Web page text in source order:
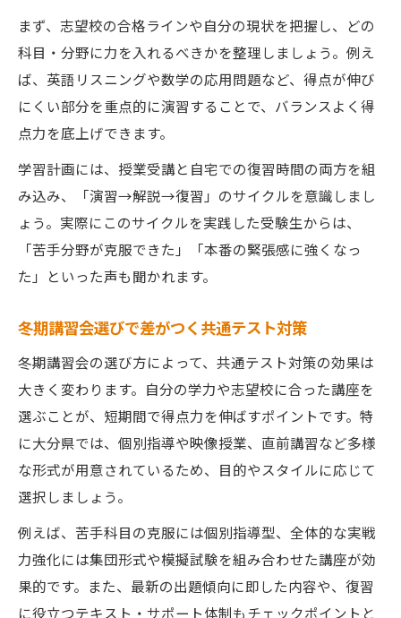
まず、志望校の合格ラインや自分の現状を把握し、どの
科目・分野に力を入れるべきかを整理しましょう。例え
ば、英語リスニングや数学の応用問題など、得点が伸び
にくい部分を重点的に演習することで、バランスよく得
点力を底上げできます。
学習計画には、授業受講と自宅での復習時間の両方を組
み込み、「演習→解説→復習」のサイクルを意識しまし
ょう。実際にこのサイクルを実践した受験生からは、
「苦手分野が克服できた」「本番の緊張感に強くなっ
た」といった声も聞かれます。
冬期講習会選びで差がつく共通テスト対策
冬期講習会の選び方によって、共通テスト対策の効果は
大きく変わります。自分の学力や志望校に合った講座を
選ぶことが、短期間で得点力を伸ばすポイントです。特
に大分県では、個別指導や映像授業、直前講習など多様
な形式が用意されているため、目的やスタイルに応じて
選択しましょう。
例えば、苦手科目の克服には個別指導型、全体的な実戦
力強化には集団形式や模擬試験を組み合わせた講座が効
果的です。また、最新の出題傾向に即した内容や、復習
に役立つテキスト・サポート体制もチェックポイントと